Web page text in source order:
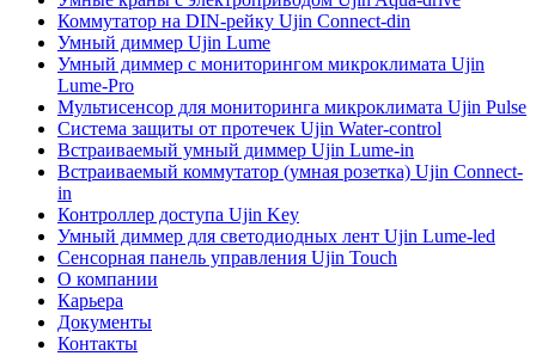
Коммутатор на DIN-рейку Ujin Connect-din
Умный диммер Ujin Lume
Умный диммер с мониторингом микроклимата Ujin
Lume-Pro
Мультисенсор для мониторинга микроклимата Ujin Pulse
Система защиты от протечек Ujin Water-control
Встраиваемый умный диммер Ujin Lume-in
Встраиваемый коммутатор (умная розетка) Ujin Connect-
in
Контроллер доступа Ujin Key
Умный диммер для светодиодных лент Ujin Lume-led
Сенсорная панель управления Ujin Touch
О компании
Карьера
Документы
Контакты